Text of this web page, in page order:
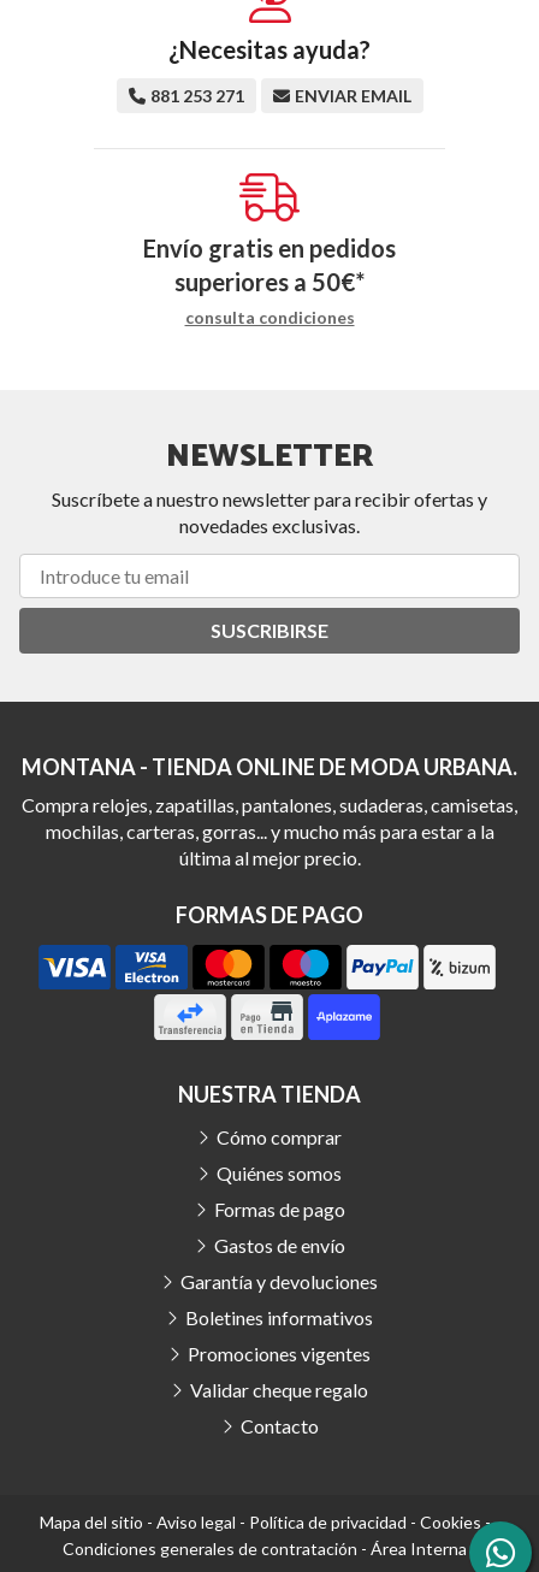
¿Necesitas ayuda?
881 253 271 ENVIAR EMAIL
Envío gratis en pedidos
superiores a 50€*
consulta condiciones
NEWSLETTER
Suscríbete a nuestro newsletter para recibir ofertas y
novedades exclusivas.
SUSCRIBIRSE
MONTANA - TIENDA ONLINE DE MODA URBANA.
Compra relojes, zapatillas, pantalones, sudaderas, camisetas,
mochilas, carteras, gorras... y mucho más para estar a la
última al mejor precio.
FORMAS DE PAGO
NUESTRA TIENDA
Cómo comprar
Quiénes somos
Formas de pago
Gastos de envío
Garantía y devoluciones
Boletines informativos
Promociones vigentes
Validar cheque regalo
Contacto
Mapa del sitio - Aviso legal - Política de privacidad - Cookies-
Condiciones generales de contratación - Área Interna